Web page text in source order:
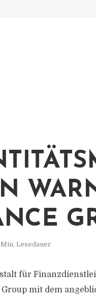
Min. Lesedauer
für
Group mit dem